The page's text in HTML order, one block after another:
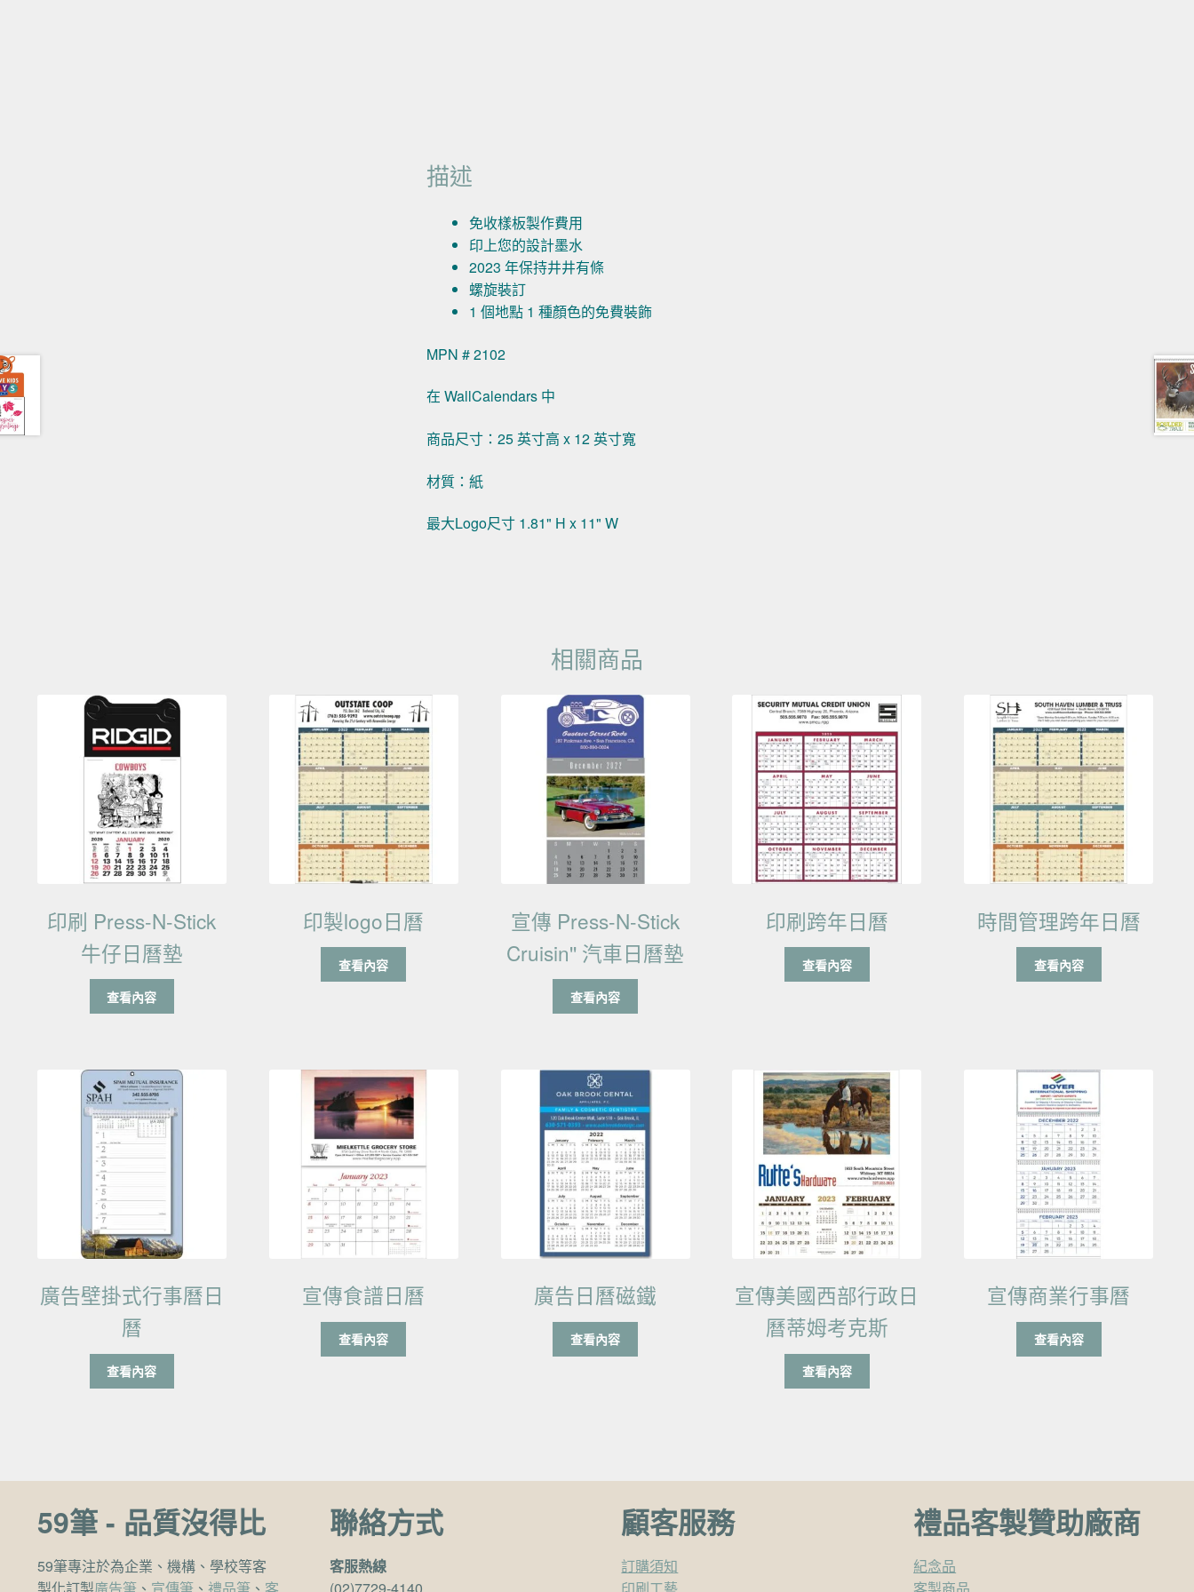
描述
免收樣板製作費用
印上您的設計墨水
2023 年保持井井有條
螺旋裝訂
1 個地點 1 種顏色的免費裝飾
MPN # 2102
在 WallCalendars 中
商品尺寸：25 英寸高 x 12 英寸寬
材質：紙
最大Logo尺寸 1.81" H x 11" W
相關商品
印刷 Press-N-Stick
牛仔日曆墊
查看內容
印製logo日曆
查看內容
宣傳 Press-N-Stick
Cruisin'' 汽車日曆墊
查看內容
印刷跨年日曆
查看內容
時間管理跨年日曆
查看內容
廣告壁掛式行事曆日
曆
查看內容
宣傳食譜日曆
查看內容
廣告日曆磁鐵
查看內容
宣傳美國西部行政日
曆蒂姆考克斯
查看內容
宣傳商業行事曆
查看內容
59筆 - 品質沒得比
59筆專注於為企業、機構、學校等客
製化訂製廣告筆、 宣傳筆、 禮品筆、 客
聯絡方式
客服熱線
(02)7729-4140
顧客服務
訂購須知
印刷工藝
禮品客製贊助廠商
紀念品
客製商品